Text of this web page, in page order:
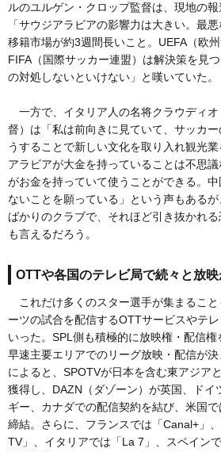
ルのユルゲン・クロップ監督は、現地の
「サウジアラビアの影響力は大きい。最
移籍市場が約3週間長いこと。UEFA（欧
FIFA（国際サッカー連盟）は解決策を見
の対処しないといけない」と嘆いていた。
一方で、イタリア人の名将クラウディ
督）は「私は前向きに見ていて、サッカ
うすることで新しい文化を取り入れ観光
アラビアが大金を持っていることは不思
がお金を持っていて使うことができる。
ないことを願っている」という声もある
ばかりのクラブで、それほど引き抜かれ
も言えるだろう。
OTTや各国のテレビ局で続々と放映
これだけ多くのスター選手が集まるこ
ーツの試合を配信するOTTサービスやテ
いった。SPL側も積極的に放映権・配信権
早速主要エリアでのリーグ放映・配信が
によると、SPOTVが日本を含む東アジア
獲得し、DAZN（ダゾーン）が英国、ドイ
ギー、カナダでの配信契約を結び、米国
締結。さらに、フランスでは「Canal+」
TV」、イタリアでは「La 7」、スペイン